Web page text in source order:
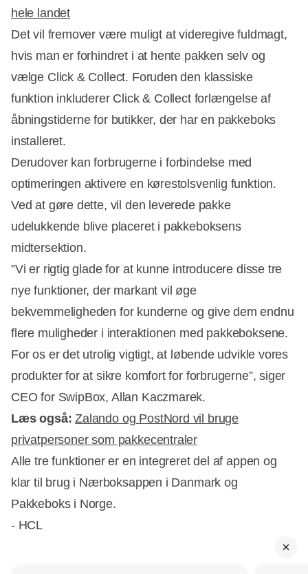
hele landet
Det vil fremover være muligt at videregive fuldmagt,
hvis man er forhindret i at hente pakken selv og
vælge Click & Collect. Foruden den klassiske
funktion inkluderer Click & Collect forlængelse af
åbningstiderne for butikker, der har en pakkeboks
installeret.
Derudover kan forbrugerne i forbindelse med
optimeringen aktivere en kørestolsvenlig funktion.
Ved at gøre dette, vil den leverede pakke
udelukkende blive placeret i pakkeboksens
midtersektion.
”Vi er rigtig glade for at kunne introducere disse tre
nye funktioner, der markant vil øge
bekvemmeligheden for kunderne og give dem endnu
flere muligheder i interaktionen med pakkeboksene.
For os er det utrolig vigtigt, at løbende udvikle vores
produkter for at sikre komfort for forbrugerne”, siger
CEO for SwipBox, Allan Kaczmarek.
Læs også:Zalando og PostNord vil bruge
privatpersoner som pakkecentraler
Alle tre funktioner er en integreret del af appen og
klar til brug i Nærboksappen i Danmark og
Pakkeboks i Norge.
- HCL